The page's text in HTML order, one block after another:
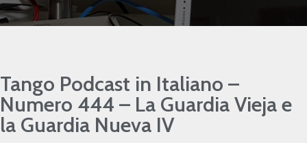
Tango Podcast in Italiano –
Numero 444 – La Guardia Vieja e
la Guardia Nueva IV